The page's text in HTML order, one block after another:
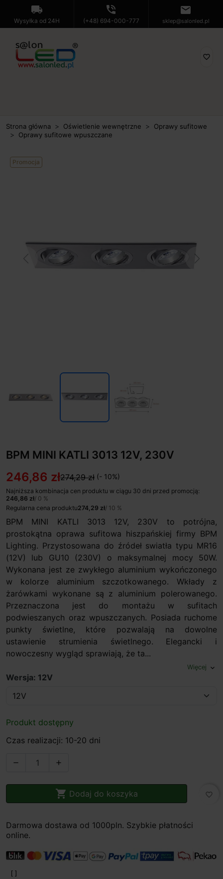
local_shipping
Wysyłka od 24H
phone_in_talk
(+48) 694-000-777
mail
sklep@salonled.pl
favorite_border
Strona główna Oświetlenie wewnętrzne
Oprawy sufitowe
Oprawy sufitowe wpuszczane
Promocja
Previous
BPM MINI KATLI 3013 12V, 230V
246,86 zł274,29 zł (- 10%)
Najniższa kombinacja cen produktu w ciągu 30 dni przed promocją:
246,86 zł/ 0 %
Regularna cena produktu274,29 zł/ 10 %
BPM MINI KATLI 3013 12V, 230V to potrójna,
prostokątna oprawa sufitowa hiszpańskiej firmy BPM
Lighting. Przystosowana do źródeł swiatła typu MR16
(12V) lub GU10 (230V) o maksymalnej mocy 50W.
Wykonana jest ze zwykłego aluminium wykończonego
w kolorze aluminium szczotkowanego. Wkłady z
żarówkami wykonane są z aluminium polerowanego.
Przeznaczona jest do montażu w sufitach
podwieszanych oraz wpuszczanych. Posiada ruchome
punkty świetlne, które pozwalają na dowolne
ustawienie strumienia świetlnego. Elegancki i
nowoczesny wygląd sprawiają, że ta...
Więcej expand_more
Wersja: 12V
Produkt dostępny
Czas realizacji: 10-20 dni
 
 Dodaj do koszyka favorite_border
Darmowa dostawa od 1000pln. Szybkie płatności
online.